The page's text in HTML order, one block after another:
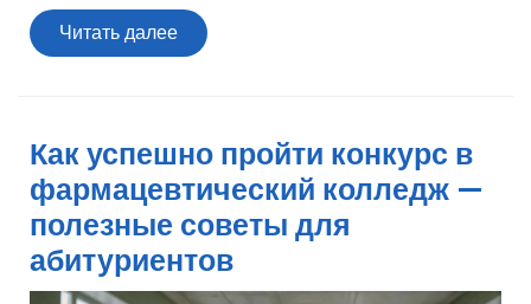
Читать далееЧитать
далее
Как успешно пройти конкурс в
фармацевтический колледж —
полезные советы для
абитуриентов